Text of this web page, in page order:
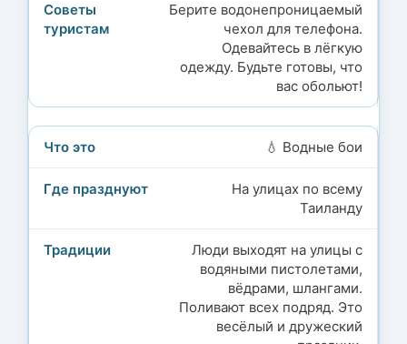
Берите водонепроницаемый
чехол для телефона.
Одевайтесь в лёгкую
одежду. Будьте готовы, что
вас обольют!
💧 Водные бои
На улицах по всему
Таиланду
Люди выходят на улицы с
водяными пистолетами,
вёдрами, шлангами.
Поливают всех подряд. Это
весёлый и дружеский